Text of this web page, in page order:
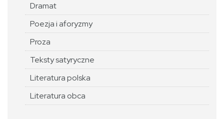
Dramat
Poezja i aforyzmy
Proza
Teksty satyryczne
Literatura polska
Literatura obca